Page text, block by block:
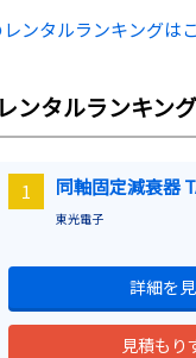
ンタルランキングは
レンタルランキング
1 同軸固定減衰器
東光電子
詳細を
見積もり